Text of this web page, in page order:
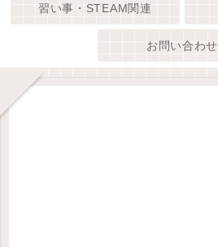
習い事・STEAM関連
お問い合わせ